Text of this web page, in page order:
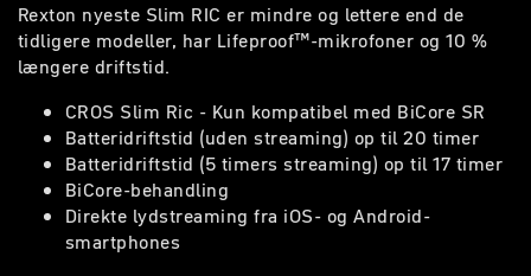
Rexton nyeste Slim RIC er mindre og lettere end de
tidligere modeller, har Lifeproof™-mikrofoner og 10 %
længere driftstid.
CROS Slim Ric - Kun kompatibel med BiCore SR
Batteridriftstid (uden streaming) op til 20 timer
Batteridriftstid (5 timers streaming) op til 17 timer
BiCore-behandling
Direkte lydstreaming fra iOS- og Android-
smartphones